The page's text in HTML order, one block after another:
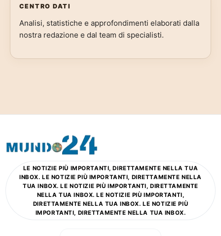
CENTRO DATI
Analisi, statistiche e approfondimenti elaborati dalla
nostra redazione e dal team di specialisti.
LE NOTIZIE PIÙ IMPORTANTI, DIRETTAMENTE NELLA TUA
INBOX. LE NOTIZIE PIÙ IMPORTANTI, DIRETTAMENTE NELLA
TUA INBOX. LE NOTIZIE PIÙ IMPORTANTI, DIRETTAMENTE
NELLA TUA INBOX. LE NOTIZIE PIÙ IMPORTANTI,
DIRETTAMENTE NELLA TUA INBOX. LE NOTIZIE PIÙ
IMPORTANTI, DIRETTAMENTE NELLA TUA INBOX.